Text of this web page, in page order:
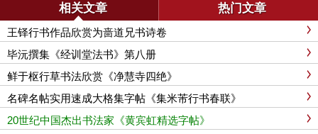
相关文章 热门文章
王铎行书作品欣赏为啬道兄书诗卷
毕沅撰集《经训堂法书》第八册
鲜于枢行草书法欣赏《净慧寺四绝》
名碑名帖实用速成大格集字帖《集米芾行书春联》
20世纪中国杰出书法家《黄宾虹精选字帖》